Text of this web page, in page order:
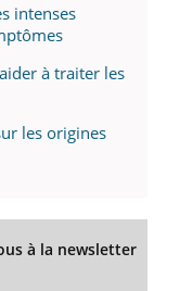
intenses
à traiter les
les origines
à la newsletter